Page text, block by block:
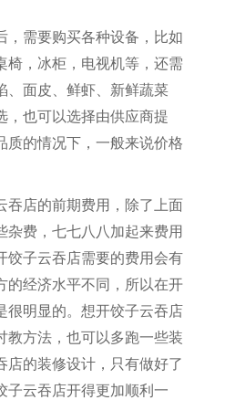
，需要购买各种设备，比如
椅，冰柜，电视机等，还需
、面皮、鲜虾、新鲜蔬菜
，也可以选择由供应商提
质的情况下，一般来说价格
吞店的前期费用，除了上面
杂费，七七八八加起来费用
饺子云吞店需要的费用会有
的经济水平不同，所以在开
很明显的。想开饺子云吞店
教方法，也可以多跑一些装
店的装修设计，只有做好了
子云吞店开得更加顺利一